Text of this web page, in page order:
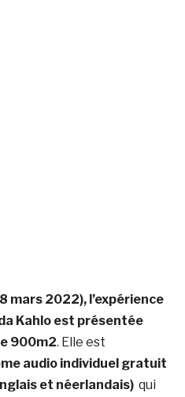
mars 2022), l’expérience
Kahlo est présentée
900m2. Elle est
audio individuel gratuit
et néerlandais)qui